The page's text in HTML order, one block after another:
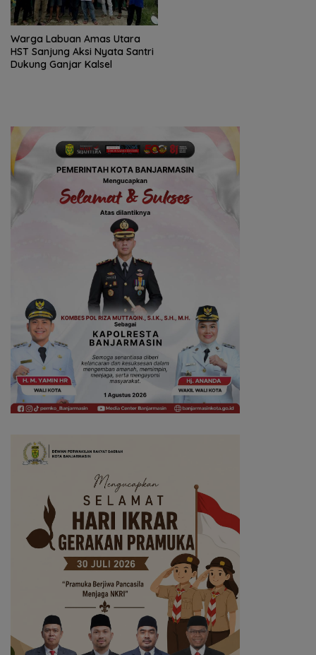
Warga Labuan Amas Utara
HST Sanjung Aksi Nyata Santri
Dukung Ganjar Kalsel